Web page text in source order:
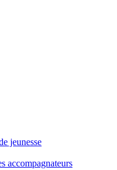
jeunesse
accompagnateurs